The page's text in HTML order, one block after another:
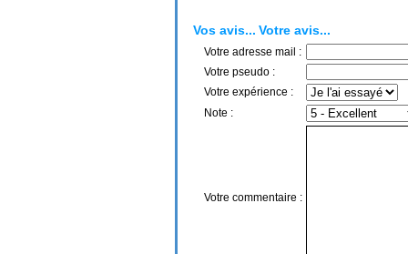
Vos avis... Votre avis...
Votre adresse mail :
Votre pseudo :
Votre expérience :
Note :
Votre commentaire :